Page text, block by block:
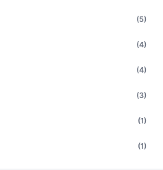
(5)
(4)
(4)
(3)
(1)
(1)